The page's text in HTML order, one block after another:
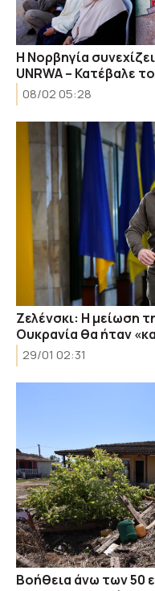
Η Νορβηγία
UNRWA – Κατέβαλε
08/02 05:28
Ζελένσκι: Η μείωση
Ουκρανία θα ήταν
29/01 02:31
Βοήθεια άνω των 50